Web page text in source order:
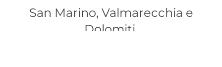
San Marino, Valmarecchia e
Dolomiti.